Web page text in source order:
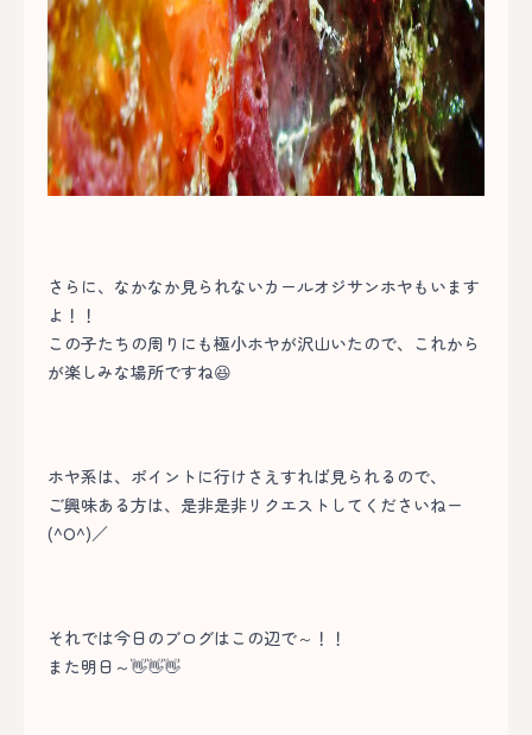
さらに、なかなか見られないカールオジサンホヤもいます
よ！！
この子たちの周りにも極小ホヤが沢山いたので、これから
が楽しみな場所ですね😆
ホヤ系は、ポイントに行けさえすれば見られるので、
ご興味ある方は、是非是非リクエストしてくださいねー
(^O^)／
それでは今日のブログはこの辺で～！！
また明日～👋👋👋